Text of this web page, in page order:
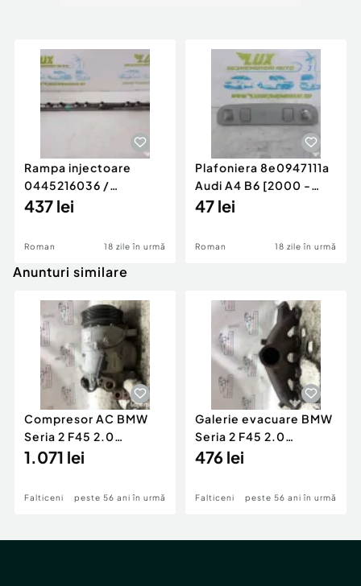
Rampa injectoare
0445216036 /
780542302 3.0 d 313
437 lei
Roman 18 zile în urmă
Plafoniera 8e0947111a
Audi A4 B6 [2000 -
2005]
47 lei
Roman 18 zile în urmă
Anunturi similare
Compresor AC BMW
Seria 2 F45 2.0
Motorina 2016
1.071 lei
Falticeni peste 56 ani în urmă
Galerie evacuare BMW
Seria 2 F45 2.0
Motorina 2016
476 lei
Falticeni peste 56 ani în urmă